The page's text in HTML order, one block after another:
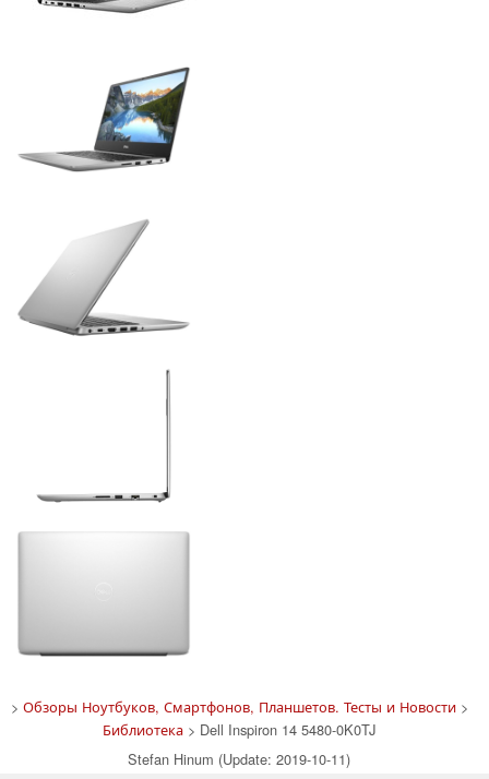
> Обзоры Ноутбуков, Смартфонов, Планшетов. Тесты и Новости>
Библиотека > Dell Inspiron 14 5480-0K0TJ
Stefan Hinum (Update: 2019-10-11)